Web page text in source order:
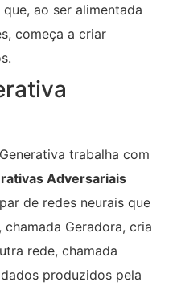
ao ser alimentada
começa a criar
trabalha com
Adversariais
de redes neurais que
Geradora, cria
rede, chamada
produzidos pela